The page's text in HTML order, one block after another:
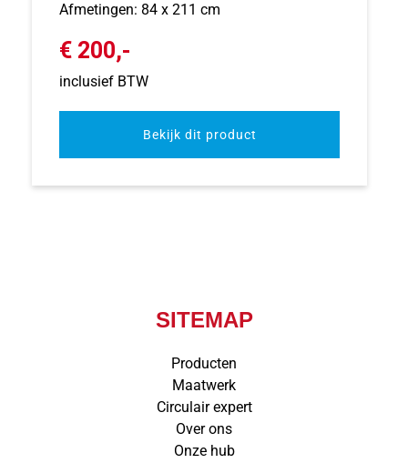
Afmetingen: 84 x 211 cm
€ 200,-
inclusief BTW
Bekijk dit product
SITEMAP
Producten
Maatwerk
Circulair expert
Over ons
Onze hub